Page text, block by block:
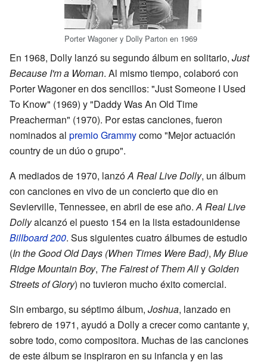
Porter Wagoner y Dolly Parton en 1969
En 1968, Dolly lanzó su segundo álbum en solitario, Just
Because I'm a Woman. Al mismo tiempo, colaboró con
Porter Wagoner en dos sencillos: "Just Someone I Used
To Know" (1969) y "Daddy Was An Old Time
Preacherman" (1970). Por estas canciones, fueron
nominados al premio Grammycomo "Mejor actuación
country de un dúo o grupo".
A mediados de 1970, lanzóA Real Live Dolly, un álbum
con canciones en vivo de un concierto que dio en
Sevierville, Tennessee, en abril de ese año.A Real Live
Dollyalcanzó el puesto 154 en la lista estadounidense
Billboard 200. Sus siguientes cuatro álbumes de estudio
(In the Good Old Days (When Times Were Bad), My Blue
Ridge Mountain Boy, The Fairest of Them Ally Golden
Streets of Glory) no tuvieron mucho éxito comercial.
Sin embargo, su séptimo álbum, Joshua, lanzado en
febrero de 1971, ayudó a Dolly a crecer como cantante y,
sobre todo, como compositora. Muchas de las canciones
de este álbum se inspiraron en su infancia y en las